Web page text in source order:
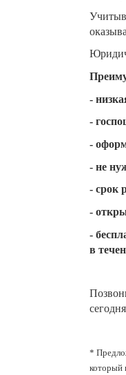
-
-
-
- не
- срок
-
-
в
*
который